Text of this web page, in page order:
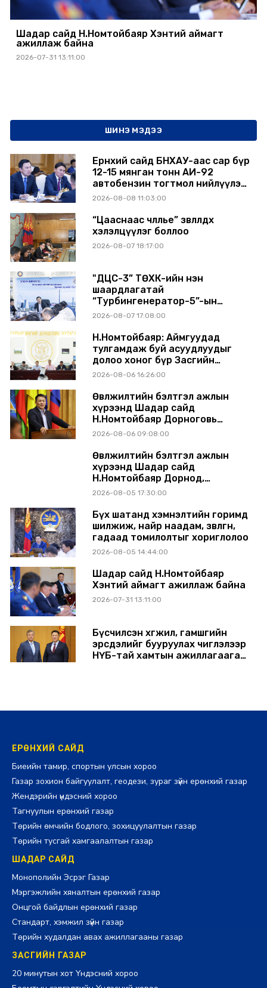
Шадар сайд Н.Номтойбаяр Хэнтий аймагт
ажиллаж байна
2026-07-31 13:11:00
ШИНЭ МЭДЭЭ
Ерөнхий сайд БНХАУ-аас сар бүр
12-15 мянган тонн АИ-92
автобензин тогтмол нийлүүлэх
хүсэлт тавилаа
2026-08-08 11:03:00
“Цааснаас чөлөөлье” зөвлөлдөх
хэлэлцүүлэг боллоо
2026-08-07 18:17:00
"ДЦС-3” ТӨХК-ийн нэн
шаардлагатай
“Турбингенератор-5”-ын
шинэчлэлийн төсвийг
2026-08-07 17:08:00
Н.Номтойбаяр: Аймгуудад
тулгамдаж буй асуудлуудыг
долоо хоног бүр Засгийн
газрын хуралдаанд
2026-08-06 16:26:00
Өвөлжилтийн бэлтгэл ажлын
хүрээнд Шадар сайд
Н.Номтойбаяр Дорноговь
аймагт ажиллав
2026-08-06 09:08:00
Өвөлжилтийн бэлтгэл ажлын
хүрээнд Шадар сайд
Н.Номтойбаяр Дорнод,
Сүхбаатар аймагт ажиллав
2026-08-05 17:30:00
Бүх шатанд хэмнэлтийн горимд
шилжиж, найр наадам, зөвлөгөөн,
гадаад томилолтыг хориглолоо
2026-08-05 14:44:00
Шадар сайд Н.Номтойбаяр
Хэнтий аймагт ажиллаж байна
2026-07-31 13:11:00
Бүсчилсэн хөгжил, гамшгийн
эрсдэлийг бууруулах чиглэлээр
НҮБ-тай хамтын ажиллагаагаа
ЕРӨНХИЙ САЙД
Биеийн тамир, спортын улсын хороо
Газар зохион байгуулалт, геодези, зураг зүйн ерөнхий газар
Жендэрийн үндэсний хороо
Тагнуулын ерөнхий газар
Төрийн өмчийн бодлого, зохицуулалтын газар
Төрийн тусгай хамгаалалтын газар
ШАДАР САЙД
Монополийн Эсрэг Газар
Мэргэжлийн хяналтын ерөнхий газар
Онцгой байдлын ерөнхий газар
Стандарт, хэмжил зүйн газар
Төрийн худалдан авах ажиллагааны газар
ЗАСГИЙН ГАЗАР
20 минутын хот Үндэсний хороо